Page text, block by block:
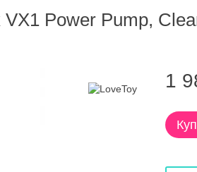
Power Pump,
1